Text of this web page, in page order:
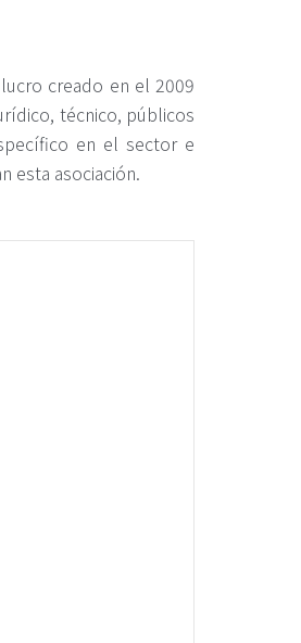
creado en el 2009
técnico, públicos
en el sector e
esta asociación.